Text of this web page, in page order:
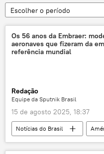
Escolher o período
Os 56 anos da Embraer:
aeronaves que fizeram da
referência mundial
Redação
Equipe da Sputnik Brasil
15 de agosto 2025, 18:37
Notícias do Brasil
Estados Unidos
Força